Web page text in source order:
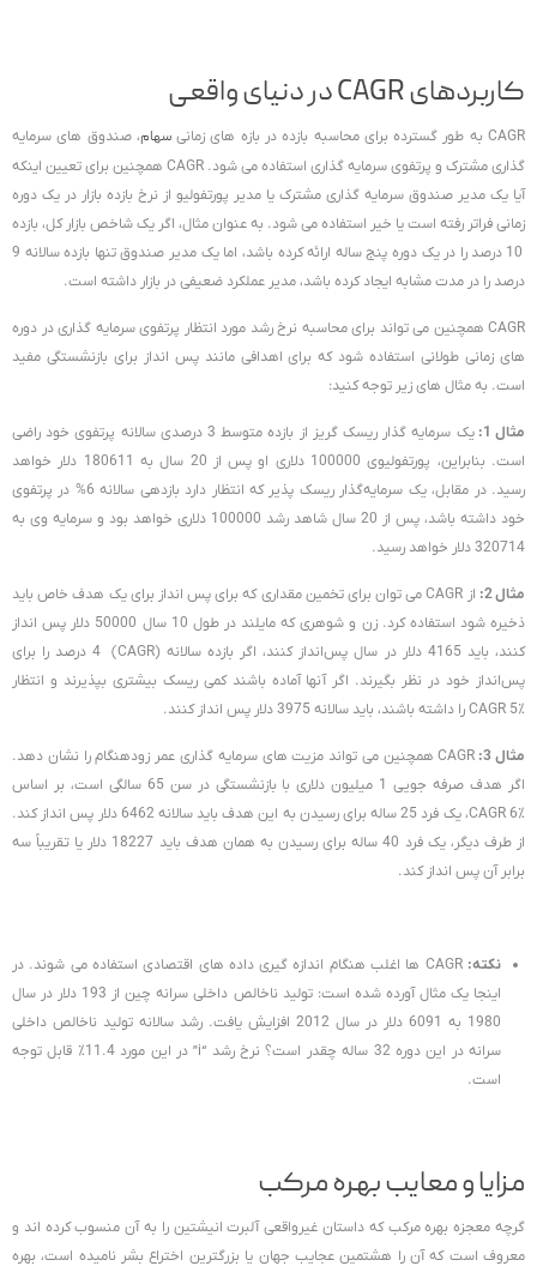
کاربردهای CAGR در دنیای واقعی
CAGR به طور گسترده برای محاسبه بازده در بازه های زمانی سهام، صندوق های سرمایه
گذاری مشترک و پرتفوی سرمایه گذاری استفاده می شود. CAGR همچنین برای تعیین اینکه
آیا یک مدیر صندوق سرمایه گذاری مشترک یا مدیر پورتفولیو از نرخ بازده بازار در یک دوره
زمانی فراتر رفته است یا خیر استفاده می شود. به عنوان مثال، اگر یک شاخص بازار کل، بازده
10 درصد را در یک دوره پنج ساله ارائه کرده باشد، اما یک مدیر صندوق تنها بازده سالانه 9
درصد را در مدت مشابه ایجاد کرده باشد، مدیر عملکرد ضعیفی در بازار داشته است.
CAGR همچنین می تواند برای محاسبه نرخ رشد مورد انتظار پرتفوی سرمایه گذاری در دوره
های زمانی طولانی استفاده شود که برای اهدافی مانند پس انداز برای بازنشستگی مفید
است. به مثال های زیر توجه کنید:
مثال 1:
یک سرمایه گذار ریسک گریز از بازده متوسط ​​3 درصدی سالانه پرتفوی خود راضی
است. بنابراین، پورتفولیوی 100000 دلاری او پس از 20 سال به 180611 دلار خواهد
رسید. در مقابل، یک سرمایه‌گذار ریسک پذیر که انتظار دارد بازدهی سالانه 6% در پرتفوی
خود داشته باشد، پس از 20 سال شاهد رشد 100000 دلاری خواهد بود و سرمایه وی به
320714 دلار خواهد رسید.
مثال 2:
از CAGR می توان برای تخمین مقداری که برای پس انداز برای یک هدف خاص باید
ذخیره شود استفاده کرد. زن و شوهری که مایلند در طول 10 سال 50000 دلار پس انداز
کنند، باید 4165 دلار در سال پس‌انداز کنند، اگر بازده سالانه (CAGR) 4 درصد را برای
پس‌انداز خود در نظر بگیرند. اگر آنها آماده باشند کمی ریسک بیشتری بپذیرند و انتظار
CAGR 5٪ را داشته باشند، باید سالانه 3975 دلار پس انداز کنند.
مثال 3:
CAGR همچنین می تواند مزیت های سرمایه گذاری عمر زودهنگام را نشان دهد.
اگر هدف صرفه جویی 1 میلیون دلاری با بازنشستگی در سن 65 سالگی است، بر اساس
CAGR 6٪، یک فرد 25 ساله برای رسیدن به این هدف باید سالانه 6462 دلار پس انداز کند.
از طرف دیگر، یک فرد 40 ساله برای رسیدن به همان هدف باید 18227 دلار یا تقریباً سه
برابر آن پس انداز کند.
نکته:
CAGR ها اغلب هنگام اندازه گیری داده های اقتصادی استفاده می شوند. در
اینجا یک مثال آورده شده است: تولید ناخالص داخلی سرانه چین از 193 دلار در سال
1980 به 6091 دلار در سال 2012 افزایش یافت. رشد سالانه تولید ناخالص داخلی
سرانه در این دوره 32 ساله چقدر است؟ نرخ رشد “i” در این مورد 11.4٪ قابل توجه
است.
مزایا و معایب بهره مرکب
گرچه معجزه بهره مرکب که داستان غیرواقعی آلبرت انیشتین را به آن منسوب کرده اند و
معروف است که آن را هشتمین عجایب جهان یا بزرگترین اختراع بشر نامیده است، بهره